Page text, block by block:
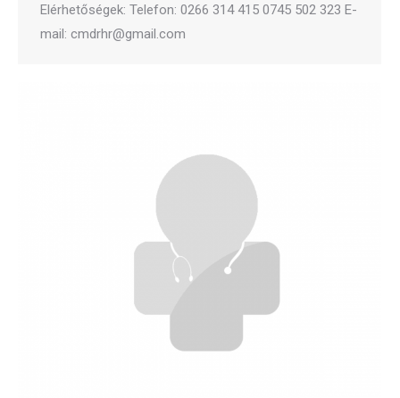
Elérhetőségek: Telefon: 0266 314 415 0745 502 323 E-
mail: cmdrhr@gmail.com